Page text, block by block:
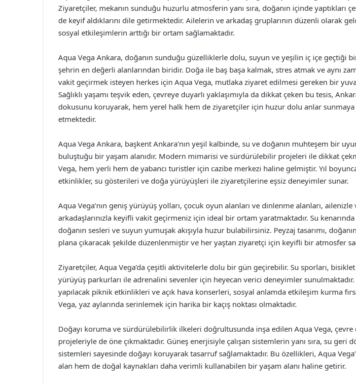
Ziyaretçiler, mekanın sunduğu huzurlu atmosferin yanı sıra, doğanın içinde yaptıkları
de keyif aldıklarını dile getirmektedir. Ailelerin ve arkadaş gruplarının düzenli olarak
sosyal etkileşimlerin arttığı bir ortam sağlamaktadır.
Aqua Vega Ankara, doğanın sunduğu güzelliklerle dolu, suyun ve yeşilin iç içe geçtiği
şehrin en değerli alanlarından biridir. Doğa ile baş başa kalmak, stres atmak ve aynı
vakit geçirmek isteyen herkes için Aqua Vega, mutlaka ziyaret edilmesi gereken bir
Sağlıklı yaşamı teşvik eden, çevreye duyarlı yaklaşımıyla da dikkat çeken bu tesis,
dokusunu koruyarak, hem yerel halk hem de ziyaretçiler için huzur dolu anlar sunmaya
etmektedir.
Aqua Vega Ankara, başkent Ankara’nın yeşil kalbinde, su ve doğanın muhteşem bir
buluştuğu bir yaşam alanıdır. Modern mimarisi ve sürdürülebilir projeleri ile dikkat
Vega, hem yerli hem de yabancı turistler için cazibe merkezi haline gelmiştir. Yıl
etkinlikler, su gösterileri ve doğa yürüyüşleri ile ziyaretçilerine eşsiz deneyimler sunar.
Aqua Vega’nın geniş yürüyüş yolları, çocuk oyun alanları ve dinlenme alanları, ailenizle
arkadaşlarınızla keyifli vakit geçirmeniz için ideal bir ortam yaratmaktadır. Su
doğanın sesleri ve suyun yumuşak akışıyla huzur bulabilirsiniz. Peyzaj tasarımı,
plana çıkaracak şekilde düzenlenmiştir ve her yaştan ziyaretçi için keyifli bir atmosfer
Ziyaretçiler, Aqua Vega’da çeşitli aktivitelerle dolu bir gün geçirebilir. Su sporları,
yürüyüş parkurları ile adrenalini sevenler için heyecan verici deneyimler sunulmaktadır.
yapılacak piknik etkinlikleri ve açık hava konserleri, sosyal anlamda etkileşim kurma
Vega, yaz aylarında serinlemek için harika bir kaçış noktası olmaktadır.
Doğayı koruma ve sürdürülebilirlik ilkeleri doğrultusunda inşa edilen Aqua Vega, çevre
projeleriyle de öne çıkmaktadır. Güneş enerjisiyle çalışan sistemlerin yanı sıra, su geri
sistemleri sayesinde doğayı koruyarak tasarruf sağlamaktadır. Bu özellikleri, Aqua
alan hem de doğal kaynakları daha verimli kullanabilen bir yaşam alanı haline getirir.